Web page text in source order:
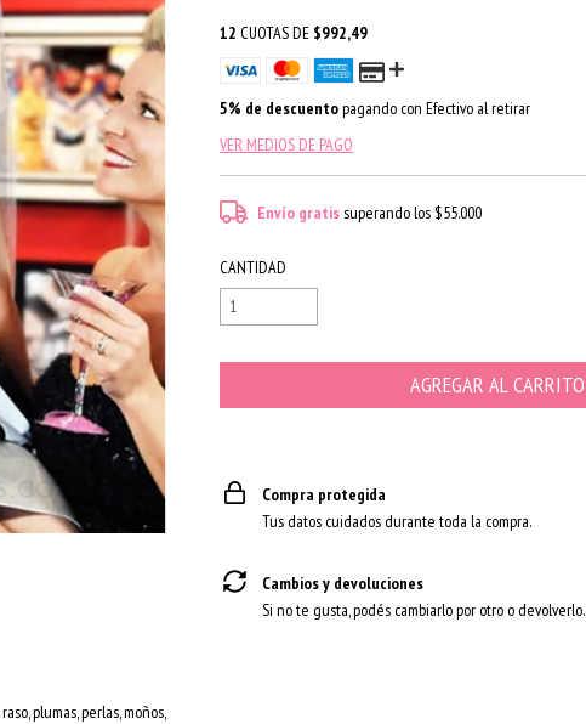
plumas, perlas, moños,
12 CUOTAS DE $992,49
5% de descuentopagando con Efectivo al retirar
VER MEDIOS DE PAGO
Envío gratissuperando los $55.000
CANTIDAD
Compra protegida
Tus datos cuidados durante toda la compra.
Cambios y devoluciones
Si no te gusta, podés cambiarlo por otro o devolverlo.